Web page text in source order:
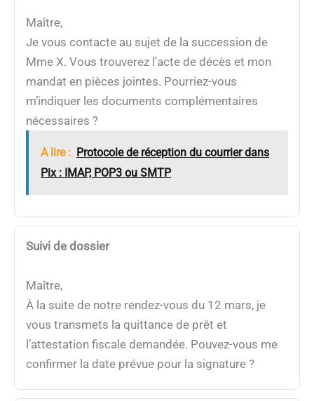
Maître,
Je vous contacte au sujet de la succession de
Mme X. Vous trouverez l’acte de décès et mon
mandat en pièces jointes. Pourriez-vous
m’indiquer les documents complémentaires
nécessaires ?
A lire : Protocole de réception du courrier dans
Pix : IMAP, POP3 ou SMTP
Suivi de dossier
Maître,
À la suite de notre rendez-vous du 12 mars, je
vous transmets la quittance de prêt et
l’attestation fiscale demandée. Pouvez-vous me
confirmer la date prévue pour la signature ?